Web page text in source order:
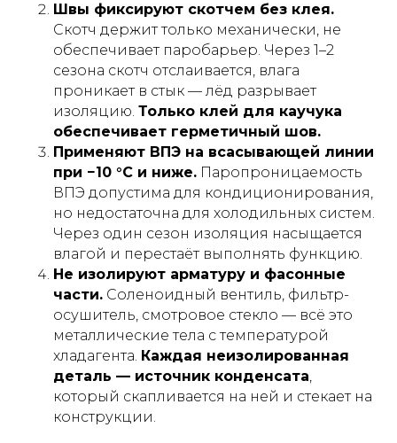
Швы фиксируют скотчем без клея.
Скотч держит только механически, не
обеспечивает паробарьер. Через 1–2
сезона скотч отслаивается, влага
проникает в стык — лёд разрывает
изоляцию. Только клей для каучука
обеспечивает герметичный шов.
Применяют ВПЭ на всасывающей линии
при −10 °C и ниже. Паропроницаемость
ВПЭ допустима для кондиционирования,
но недостаточна для холодильных систем.
Через один сезон изоляция насыщается
влагой и перестаёт выполнять функцию.
Не изолируют арматуру и фасонные
части. Соленоидный вентиль, фильтр-
осушитель, смотровое стекло — всё это
металлические тела с температурой
хладагента. Каждая неизолированная
деталь — источник конденсата,
который скапливается на ней и стекает на
конструкции.